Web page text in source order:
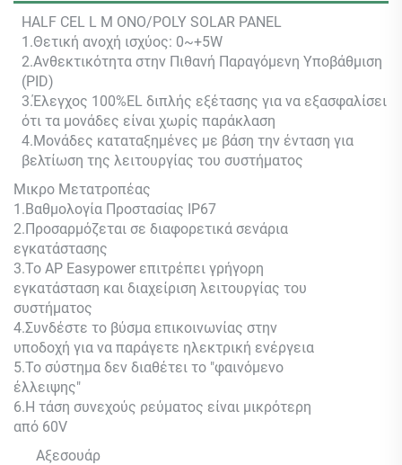
HALF CEL L M ONO/POLY SOLAR PANEL
1.Θετική ανοχή ισχύος: 0~+5W
2.Ανθεκτικότητα στην Πιθανή Παραγόμενη Υποβάθμιση
(PID)
3.Έλεγχος 100%EL διπλής εξέτασης για να εξασφαλίσει
ότι τα μονάδες είναι χωρίς παράκλαση
4.Μονάδες καταταξημένες με βάση την ένταση για
βελτίωση της λειτουργίας του συστήματος
Μικρο Μετατροπέας
1.Βαθμολογία Προστασίας IP67
2.Προσαρμόζεται σε διαφορετικά σενάρια
εγκατάστασης
3.Το AP Easypower επιτρέπει γρήγορη
εγκατάσταση και διαχείριση λειτουργίας του
συστήματος
4.Συνδέστε το βύσμα επικοινωνίας στην
υποδοχή για να παράγετε ηλεκτρική ενέργεια
5.Το σύστημα δεν διαθέτει το "φαινόμενο
έλλειψης"
6.Η τάση συνεχούς ρεύματος είναι μικρότερη
από 60V
Αξεσουάρ